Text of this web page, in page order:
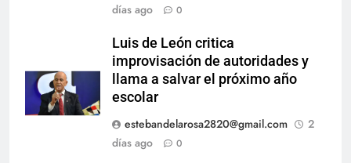
días ago
0
Luis de León critica
improvisación de autoridades y
llama a salvar el próximo año
escolar
estebandelarosa2820@gmail.com
2
días ago
0